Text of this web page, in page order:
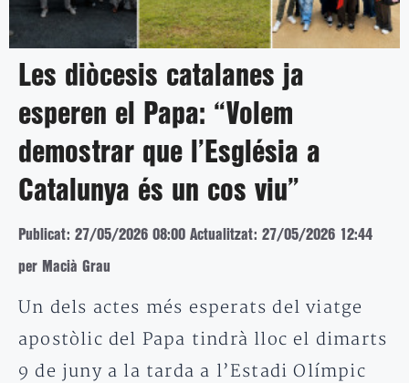
Les diòcesis catalanes ja
esperen el Papa: “Volem
demostrar que l’Església a
Catalunya és un cos viu”
Publicat: 27/05/2026 08:00 Actualitzat: 27/05/2026 12:44
per Macià Grau
Un dels actes més esperats del viatge
apostòlic del Papa tindrà lloc el dimarts
9 de juny a la tarda a l’Estadi Olímpic